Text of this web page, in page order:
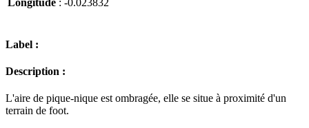
Longitude : -0.023832
Label :
Description :
L'aire de pique-nique est ombragée, elle se situe à proximité d'un
terrain de foot.